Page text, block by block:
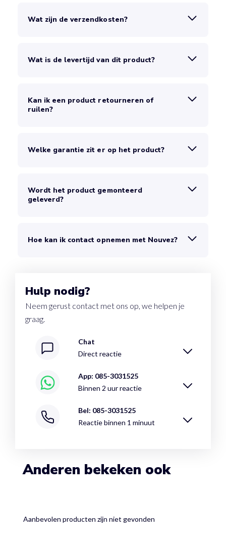
Wat zijn de verzendkosten?
Wat is de levertijd van dit product?
Kan ik een product retourneren of
ruilen?
Welke garantie zit er op het product?
Wordt het product gemonteerd
geleverd?
Hoe kan ik contact opnemen met Nouvez?
Hulp nodig?
Neem gerust contact met ons op, we helpen je
graag.
Chat
Direct reactie
App: 085-3031525
Binnen 2 uur reactie
Bel: 085-3031525
Reactie binnen 1 minuut
Anderen bekeken ook
Aanbevolen producten zijn niet gevonden